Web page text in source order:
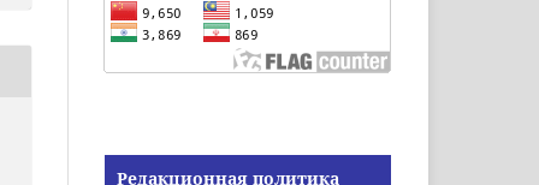
Редакционная политика